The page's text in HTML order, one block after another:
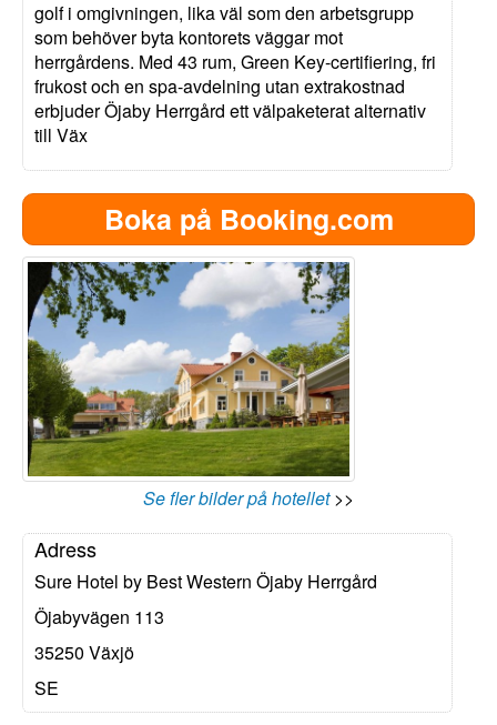
golf i omgivningen, lika väl som den arbetsgrupp
som behöver byta kontorets väggar mot
herrgårdens. Med 43 rum, Green Key-certifiering, fri
frukost och en spa-avdelning utan extrakostnad
erbjuder Öjaby Herrgård ett välpaketerat alternativ
till Väx
Boka på Booking.com
Se fler bilder på hotellet>>
Adress
Sure Hotel by Best Western Öjaby Herrgård
Öjabyvägen 113
35250 Växjö
SE